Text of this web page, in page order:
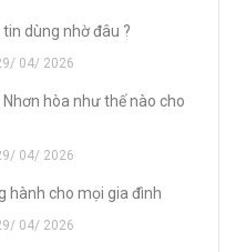
dùng nhờ đâu ?
04/ 2026
hòa như thế nào cho
04/ 2026
hành cho mọi gia đình
04/ 2026